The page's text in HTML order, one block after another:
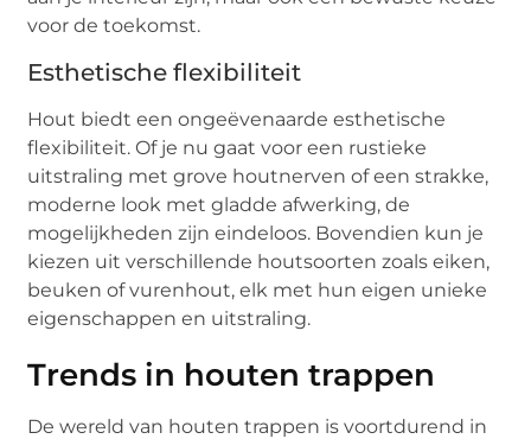
voor de toekomst.
Esthetische flexibiliteit
Hout biedt een ongeëvenaarde esthetische
flexibiliteit. Of je nu gaat voor een rustieke
uitstraling met grove houtnerven of een strakke,
moderne look met gladde afwerking, de
mogelijkheden zijn eindeloos. Bovendien kun je
kiezen uit verschillende houtsoorten zoals eiken,
beuken of vurenhout, elk met hun eigen unieke
eigenschappen en uitstraling.
Trends in houten trappen
De wereld van houten trappen is voortdurend in